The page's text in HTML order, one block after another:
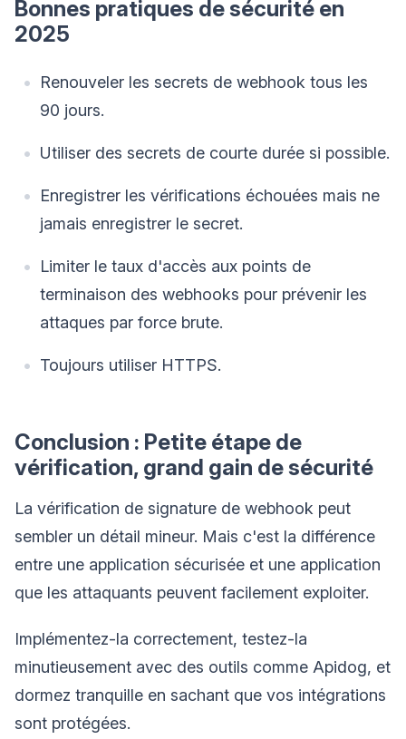
Bonnes pratiques de sécurité en
2025
Renouveler les secrets de webhook tous les
90 jours.
Utiliser des secrets de courte durée si possible.
Enregistrer les vérifications échouées mais ne
jamais enregistrer le secret.
Limiter le taux d'accès aux points de
terminaison des webhooks pour prévenir les
attaques par force brute.
Toujours utiliser HTTPS.
Conclusion : Petite étape de
vérification, grand gain de sécurité
La vérification de signature de webhook peut
sembler un détail mineur. Mais c'est la différence
entre une application sécurisée et une application
que les attaquants peuvent facilement exploiter.
Implémentez-la correctement, testez-la
minutieusement avec des outils comme Apidog, et
dormez tranquille en sachant que vos intégrations
sont protégées.